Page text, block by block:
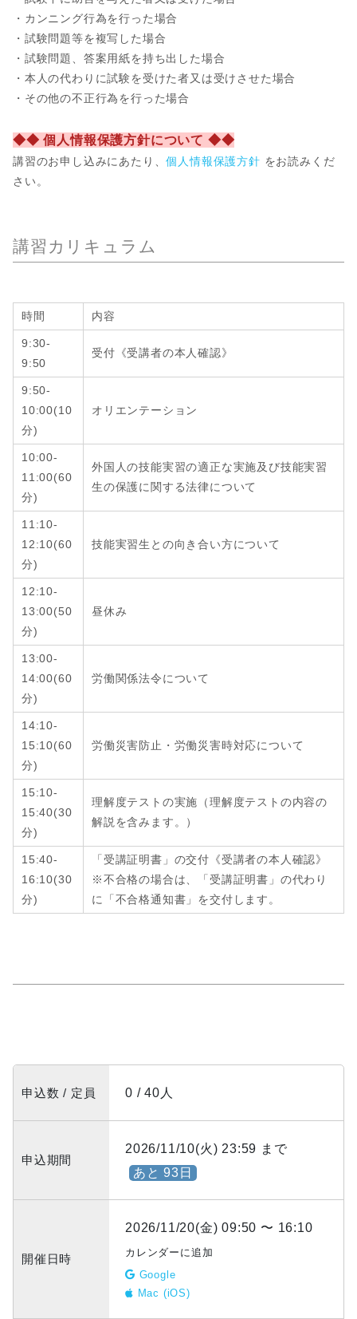
・カンニング行為を行った場合
・試験問題等を複写した場合
・試験問題、答案用紙を持ち出した場合
・本人の代わりに試験を受けた者又は受けさせた場合
・その他の不正行為を行った場合
◆◆ 個人情報保護方針について ◆◆
講習のお申し込みにあたり、個人情報保護方針 をお読みくだ
さい。
講習カリキュラム
時間 内容
9:30-
9:50
受付《受講者の本人確認》
9:50-
10:00(10
分)
オリエンテーション
10:00-
11:00(60
分)
外国人の技能実習の適正な実施及び技能実習
生の保護に関する法律について
11:10-
12:10(60
分)
技能実習生との向き合い方について
12:10-
13:00(50
分)
昼休み
13:00-
14:00(60
分)
労働関係法令について
14:10-
15:10(60
分)
労働災害防止・労働災害時対応について
15:10-
15:40(30
分)
理解度テストの実施（理解度テストの内容の
解説を含みます。）
15:40-
16:10(30
分)
「受講証明書」の交付《受講者の本人確認》
※不合格の場合は、「受講証明書」の代わり
に「不合格通知書」を交付します。
申込数 / 定員 0 / 40人
申込期間
2026/11/10(火) 23:59 まで
あと 93日
開催日時
2026/11/20(金) 09:50 〜 16:10
カレンダーに追加
Google
Mac (iOS)